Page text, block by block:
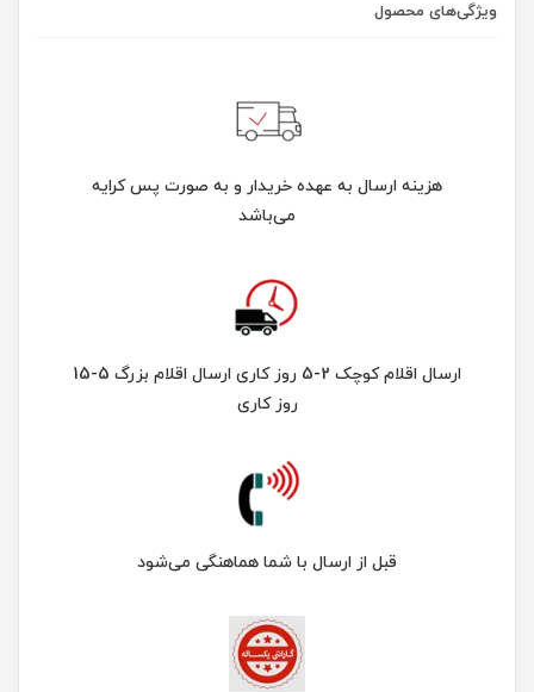
ویژگی‌های محصول
هزینه ارسال به عهده خریدار و به صورت پس کرایه
می‌باشد
ارسال اقلام کوچک 2-5 روز کاری ارسال اقلام بزرگ 5-15
روز کاری
قبل از ارسال با شما هماهنگی می‌شود